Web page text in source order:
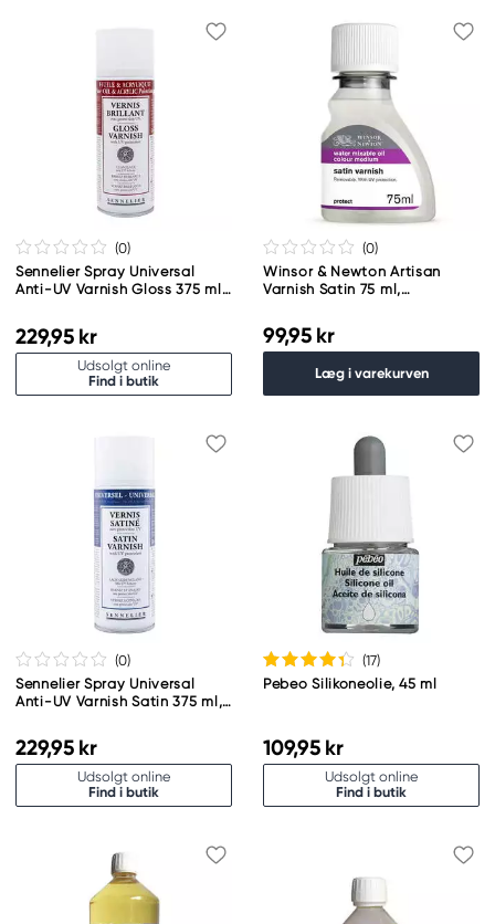
(0)
Sennelier Spray Universal
Anti-UV Varnish Gloss 375 ml,
229,95 kr
Udsolgt online
Find i butik
(0)
Winsor & Newton Artisan
Varnish Satin 75 ml,
99,95 kr
Læg i varekurven
(0)
Sennelier Spray Universal
Anti-UV Varnish Satin 375 ml,
og akrylfarve
229,95 kr
Udsolgt online
Find i butik
(17)
Pebeo Silikoneolie, 45 ml
109,95 kr
Udsolgt online
Find i butik